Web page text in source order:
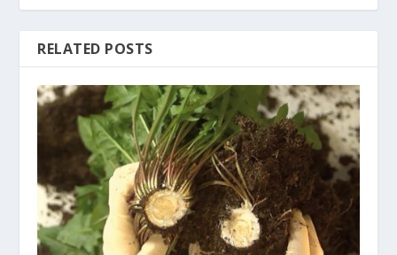
RELATED POSTS